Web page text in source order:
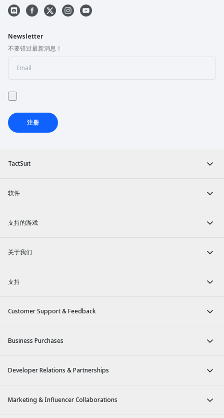
TactSuit
软件
支持的游戏
关于我们
支持
Customer Support & Feedback
Business Purchases
Developer Relations & Partnerships
Marketing & Influencer Collaborations
Newsletter
不要错过最新消息！
注册